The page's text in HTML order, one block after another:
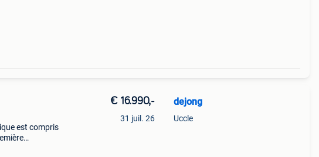
est compris
€ 16.990,-
31 juil. 26
dejong
Uccle